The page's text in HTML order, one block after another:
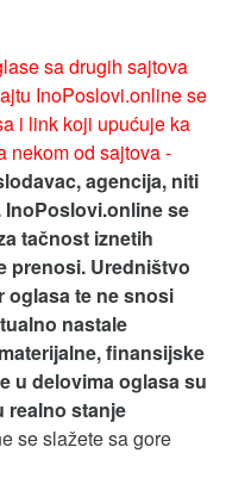
sa drugih sajtova
InoPoslovi.online se
i link koji upućuje ka
nekom od sajtova -
agencija, niti
se
tačnost iznetih
prenosi. Uredništvo
oglasa te ne snosi
nastale
finansijske
u delovima oglasa su
realno stanje
se slažete sa gore